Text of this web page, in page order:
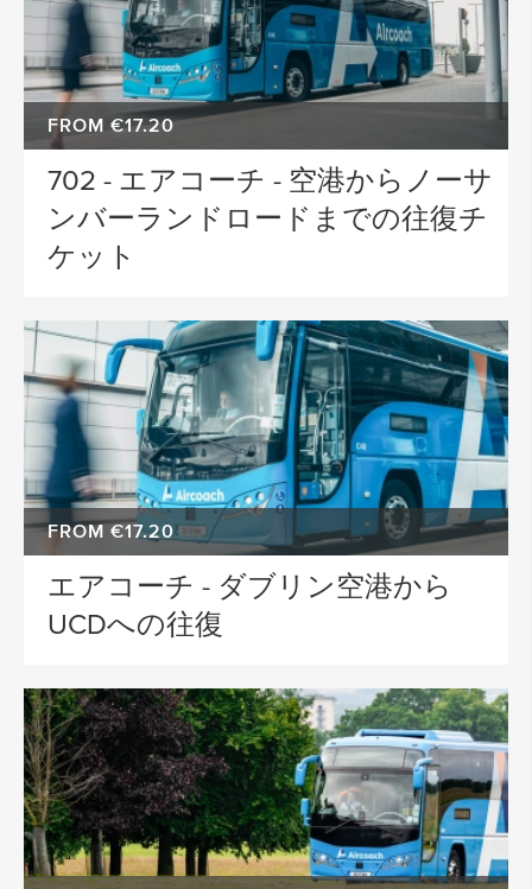
FROM €17.20
702 - エアコーチ - 空港からノーサ
ンバーランドロードまでの往復チ
ケット
FROM €17.20
エアコーチ - ダブリン空港から
UCDへの往復